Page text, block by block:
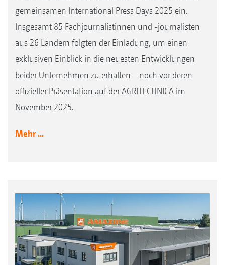
gemeinsamen International Press Days 2025 ein.
Insgesamt 85 Fachjournalistinnen und -journalisten
aus 26 Ländern folgten der Einladung, um einen
exklusiven Einblick in die neuesten Entwicklungen
beider Unternehmen zu erhalten – noch vor deren
offizieller Präsentation auf der AGRITECHNICA im
November 2025.
Mehr ...